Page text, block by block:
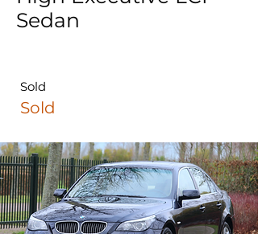
Sedan
Sold
Sold